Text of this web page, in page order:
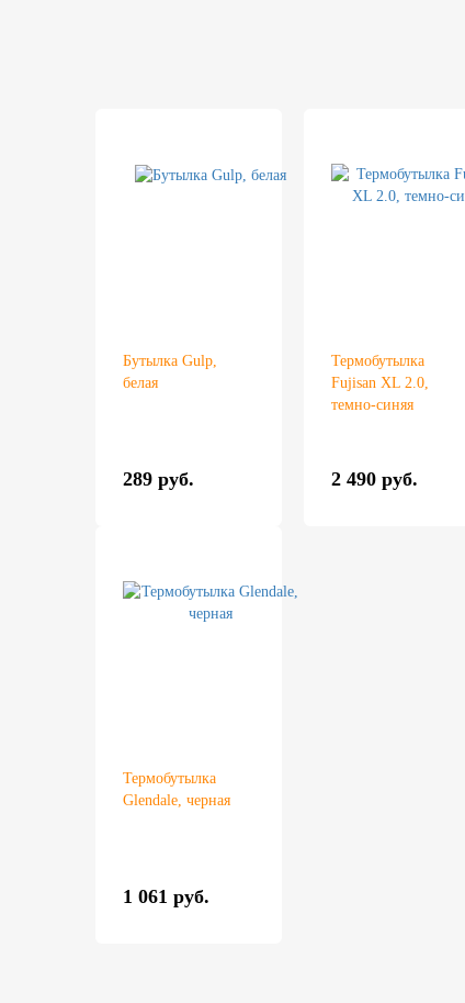
Бутылка Gulp,
белая
289 руб.
Термобутылка
Fujisan XL 2.0,
темно-синяя
2 490 руб.
Термобутылка
Glendale, черная
1 061 руб.